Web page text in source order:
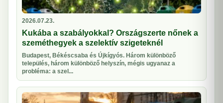
2026.07.23.
Kukába a szabályokkal? Országszerte nőnek a
szeméthegyek a szelektív szigeteknél
Budapest, Békéscsaba és Újkígyós. Három különböző
település, három különböző helyszín, mégis ugyanaz a
probléma: a szel...